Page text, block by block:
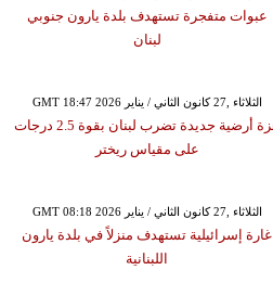
عبوات متفجرة تستهدف بلدة يارون جنوبي
لبنان
GMT 18:47 2026 الثلاثاء ,27 كانون الثاني / يناير
هزة أرضية جديدة تضرب لبنان بقوة 2.5 درجات
على مقياس ريختر
GMT 08:18 2026 الثلاثاء ,27 كانون الثاني / يناير
غارة إسرائيلية تستهدف منزلاً في بلدة يارون
اللبنانية